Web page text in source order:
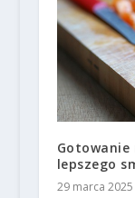
lepszego
29 marca 2025